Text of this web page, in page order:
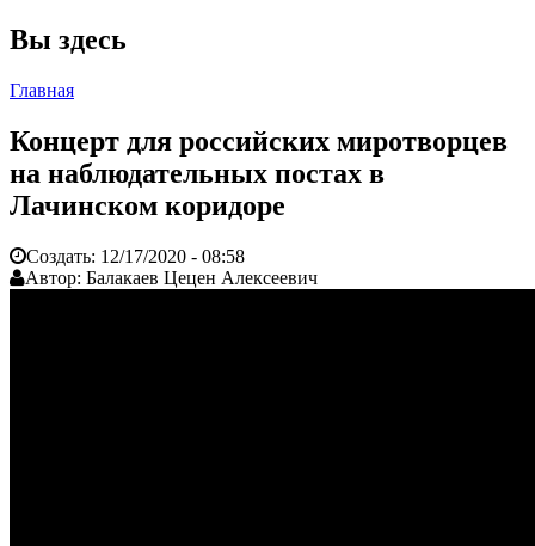
Вы здесь
Главная
Концерт для российских миротворцев
на наблюдательных постах в
Лачинском коридоре
Создать: 12/17/2020 - 08:58
Автор: Балакаев Цецен Алексеевич